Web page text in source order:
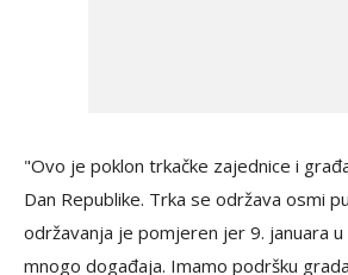
"Ovo je poklon trkačke zajednice i
Dan Republike. Trka se održava osmi
održavanja je pomjeren jer 9. januara u
mnogo događaja. Imamo podršku